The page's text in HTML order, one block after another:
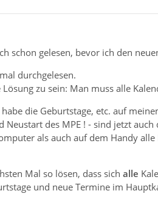
schon gelesen, bevor ich den
durchgelesen.
zu sein: Man muss alle
die Geburtstage, etc. auf
Neustart des MPE ! - sind jetzt
als auch auf dem Handy
Mal so lösen, dass sich alle
und neue Termine im